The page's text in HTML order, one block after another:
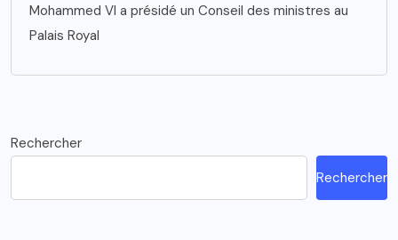
Mohammed VI a présidé un Conseil des ministres au
Palais Royal
Rechercher
Rechercher